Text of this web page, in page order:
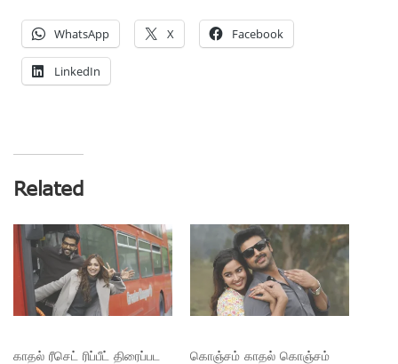
WhatsApp X Facebook
LinkedIn
Related
காதல் ரீசெட் ரிப்பீட் திரைப்பட
கொஞ்சம் காதல் கொஞ்சம்